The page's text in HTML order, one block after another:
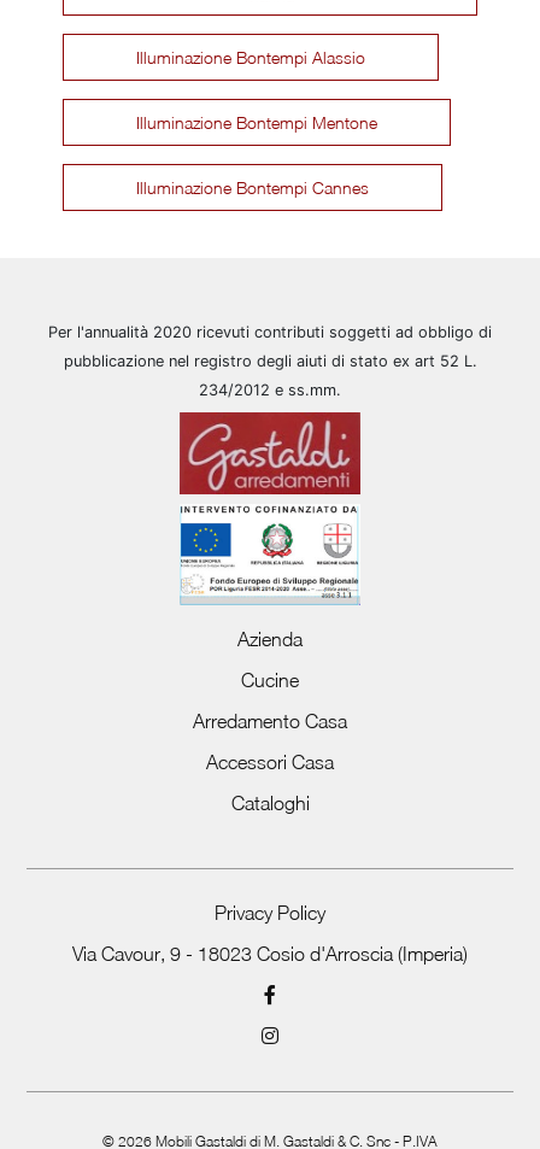
Illuminazione Bontempi Alassio
Illuminazione Bontempi Mentone
Illuminazione Bontempi Cannes
Per l'annualità 2020 ricevuti contributi soggetti ad obbligo di
pubblicazione nel registro degli aiuti di stato ex art 52 L.
234/2012 e ss.mm.
Azienda
Cucine
Arredamento Casa
Accessori Casa
Cataloghi
Privacy Policy
Via Cavour, 9 - 18023 Cosio d'Arroscia (Imperia)
© 2026 Mobili Gastaldi di M. Gastaldi & C. Snc - P.IVA